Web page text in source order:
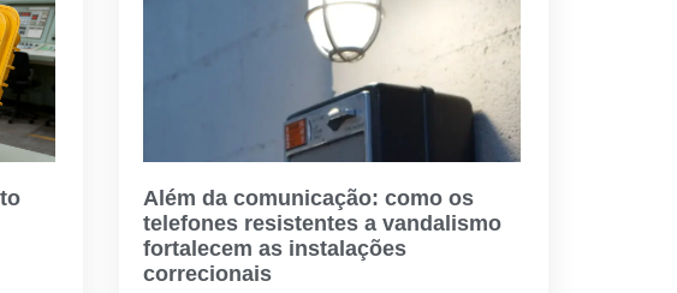
Além da comunicação: como os
telefones resistentes a vandalismo
fortalecem as instalações
correcionais